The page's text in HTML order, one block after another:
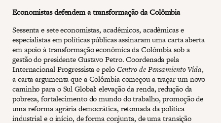
Economistas defendem a transformação da Colômbia
Sessenta e sete economistas, acadêmicos, acadêmicas e
especialistas em políticas públicas assinaram uma carta aberta
em apoio à transformação econômica da Colômbia sob a
gestão do presidente Gustavo Petro. Coordenada pela
Internacional Progressista e peloCentro de Pensamiento Vida,
a carta argumenta que a Colômbia começou a traçar um novo
caminho para o Sul Global: elevação da renda, redução da
pobreza, fortalecimento do mundo do trabalho, promoção de
uma reforma agrária democrática, retomada da política
industrial e o início, de forma conjunta, de uma transição